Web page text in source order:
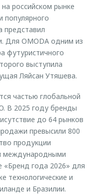
российском рынке
популярного
представил
Для OMODA одним из
футуристичного
выступила
Ляйсан Утяшева.
частью глобальной
В 2025 году бренды
до 64 рынков
превысили 800
продукции
международными
«Бренд года 2026» для
технологические и
и Бразилии.